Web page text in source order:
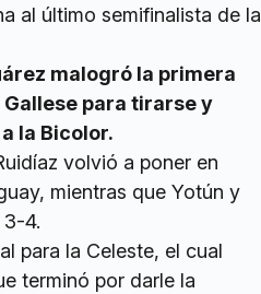
al último semifinalista de la
malogró la primera
para tirarse y
la Bicolor.
volvió a poner en
mientras que Yotún y
3-4.
para la Celeste, el cual
terminó por darle la